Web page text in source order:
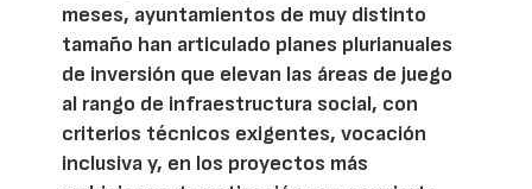
meses, ayuntamientos de muy distinto
tamaño han articulado planes plurianuales
de inversión que elevan las áreas de juego
al rango de infraestructura social, con
criterios técnicos exigentes, vocación
inclusiva y, en los proyectos más